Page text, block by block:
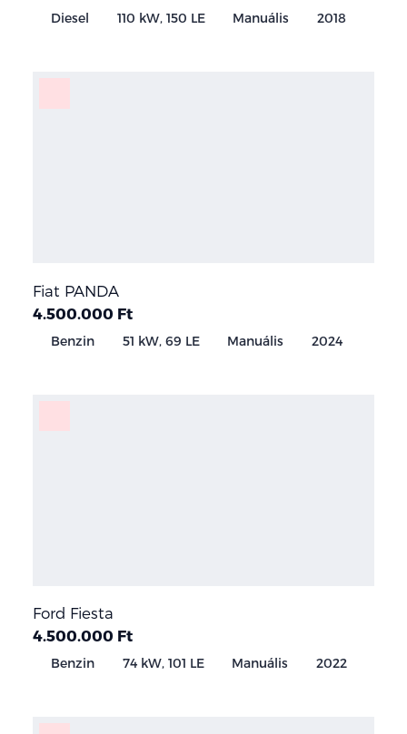
Diesel 110 kW, 150 LE Manuális 2018
Fiat PANDA
4.500.000 Ft
Benzin 51 kW, 69 LE Manuális 2024
Ford Fiesta
4.500.000 Ft
Benzin 74 kW, 101 LE Manuális 2022